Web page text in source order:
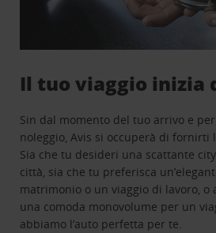
Il tuo viaggio inizia
Sin dal momento del tuo arrivo e
noleggio, Avis si occuperà di fornirti
Sia che tu desideri una scattante
città, sia che tu preferisca
matrimonio o un viaggio di lavoro, o
una comoda monovolume per un
abbiamo l’auto perfetta per te.